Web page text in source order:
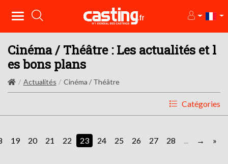
Cinéma / Théâtre : Les actualités et l
es bons plans
Actualités Cinéma / Théâtre
Catégories
19 20 21 22 23 24 25 26 27 28 ... »